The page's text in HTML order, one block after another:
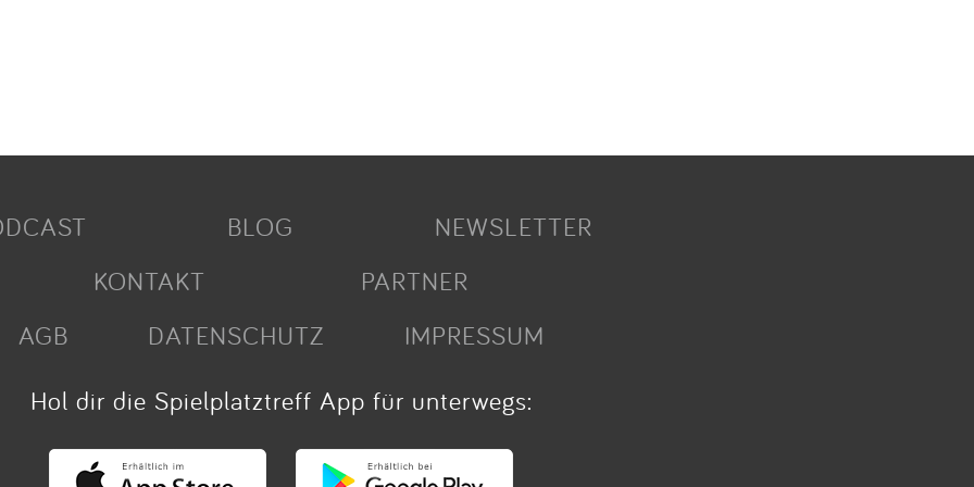
BLOG
NEWSLETTER
KONTAKT
PARTNER
AGB
DATENSCHUTZ
IMPRESSUM
Hol dir die Spielplatztreff App für unterwegs: